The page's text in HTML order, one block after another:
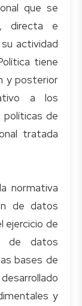
que se
directa e
actividad
tiene
y posterior
a los
políticas de
tratada
normativa
de datos
ejercicio de
de datos
bases de
y